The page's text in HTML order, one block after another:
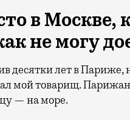
в Москве,
не могу
десятки лет в
мой товарищ.
— на море.